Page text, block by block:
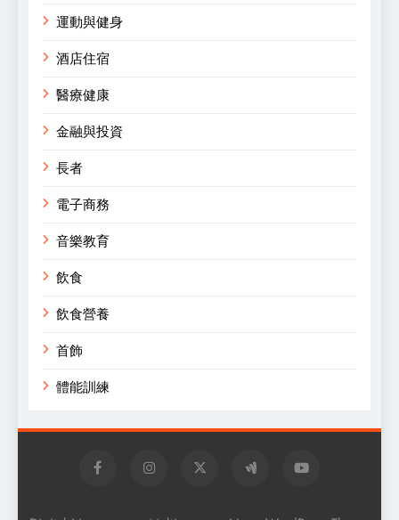
運動與健身
酒店住宿
醫療健康
金融與投資
長者
電子商務
音樂教育
飲食
飲食營養
首飾
體能訓練